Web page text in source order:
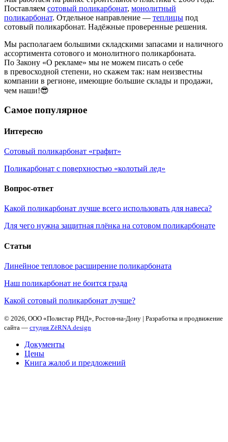
Поставляем сотовый поликарбонат, монолитный
поликарбонат. Отдельное направление — теплицы под
сотовый поликарбонат. Надёжные проверенные решения.
Мы располагаем большими складскими запасами и наличного
ассортимента сотового и монолитного поликарбоната.
По Закону «О рекламе» мы не можем писать о себе
в превосходной степени, но скажем так: нам неизвестны
компании в регионе, имеющие большие склады и продажи,
чем наши!😎
Самое популярное
Интересно
Сотовый поликарбонат «графит»
Поликарбонат с поверхностью «колотый лед»
Вопрос-ответ
Какой поликарбонат лучше всего использовать для навеса?
Для чего нужна защитная плёнка на сотовом поликарбонате
Статьи
Линейное тепловое расширение поликарбоната
Наш поликарбонат не боится града
Какой сотовый поликарбонат лучше?
© 2026, ООО «Полистар РНД», Ростов-на-Дону | Разработка и продвижение
сайта — студия ZēRNA.design
Документы
Цены
Книга жалоб и предложений